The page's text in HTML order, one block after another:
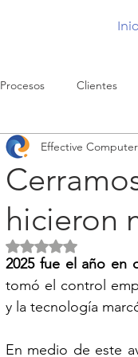
Procesos Clientes
hicieron
Effective
Obtuvo NaN de 5
2025 fue el año en
tomó el control
y la tecnología
En medio de este